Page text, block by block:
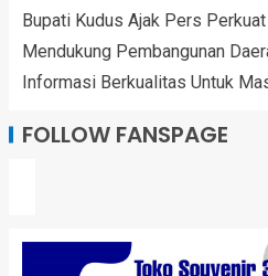
Bupati Kudus Ajak Pers
Mendukung Pembangunan
Informasi Berkualitas Untuk
FOLLOW FANSPAGE